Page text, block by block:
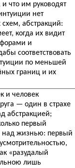
что им руководят
нет
абстракций:
когда их видит
и
соответствовать
по меньшей
границ и их
и человек
— один в страхе
абстракцией;
первый
над жизнью: первый
«разудалый
лишь